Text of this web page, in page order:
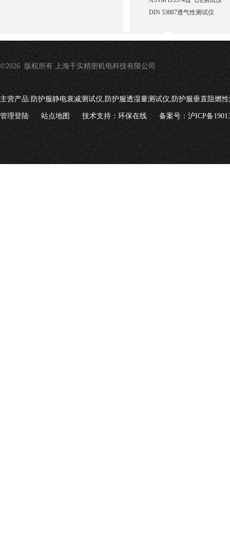
DIN 53887透气性测试仪
©2026 版权所有 上海千实精密机电科技有限公司
主营产品:防护服静电衰减测试仪,防护服透湿量测试仪,防护服垂直阻燃
管理登陆 站点地图 技术支持：环保在线 备案号：沪ICP备